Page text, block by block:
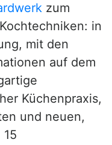
zum
in
mit den
auf dem
Küchenpraxis,
und neuen,